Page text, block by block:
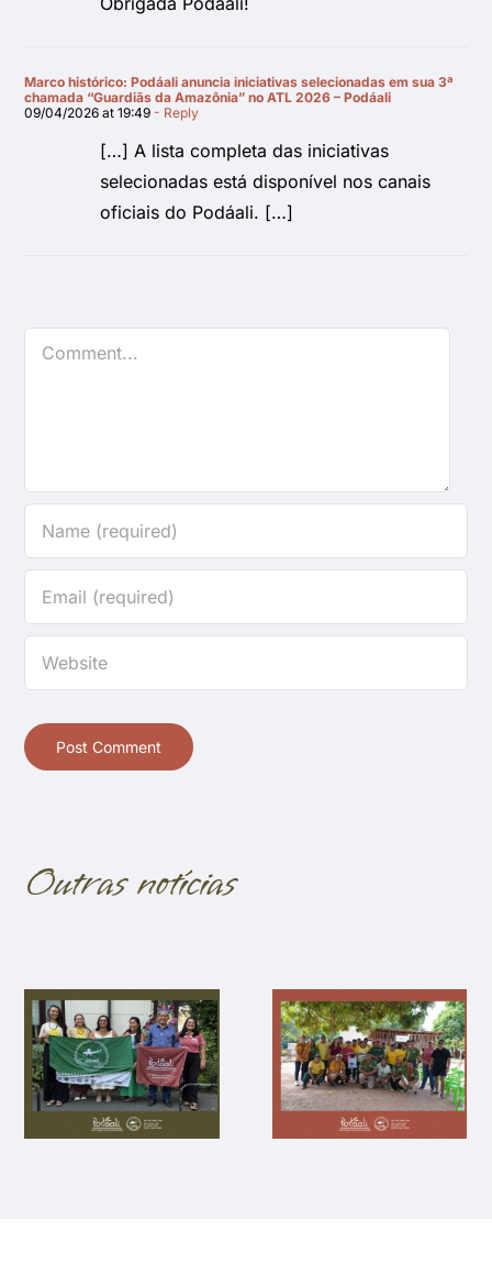
Marco histórico: Podáali anuncia iniciativas selecionadas em sua 3ª
chamada “Guardiãs da Amazônia” no ATL 2026 – Podáali
09/04/2026 at 19:49 - Reply
[…] A lista completa das iniciativas
selecionadas está disponível nos canais
oficiais do Podáali. […]
Comment
Outras notícias